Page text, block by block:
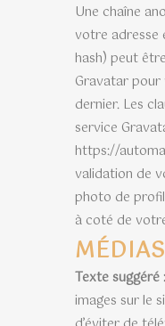
Une chaîne
votre adresse
hash) peut
Gravatar pour
dernier. Les
service
https://
validation de
photo de
à coté de
MÉDIAS
Texte suggéré :
images sur le